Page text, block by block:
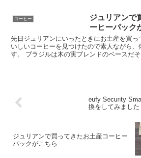
コーヒー
ジュリアンで
ーヒーパック
先日ジュリアンにいったときにお土産を買
いしいコーヒーを見つけたので素人ながら、
す。 ブラジルは木の実ブレンドのベースだそ
eufy Security
換をしてみました
ジュリアンで買ってきたお土産コーヒー
パックがこちら